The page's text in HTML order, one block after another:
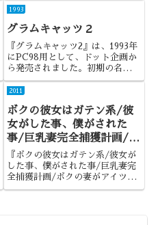
低価格シリーズ、「美少女万華
1993
グラムキャッツ２
『グラムキャッツ2』は、1993年
にPC98用として、ドット企画か
ら発売されました。初期の名作と
続編になります。
2011
ボクの彼女はガテン系/彼
女がした事、僕がされた
事/巨乳妻完全捕獲計画/ボ
クの妻がアイツに寝取られ
ました。
『ボクの彼女はガテン系/彼女が
した事、僕がされた事/巨乳妻完
全捕獲計画/ボクの妻がアイツに